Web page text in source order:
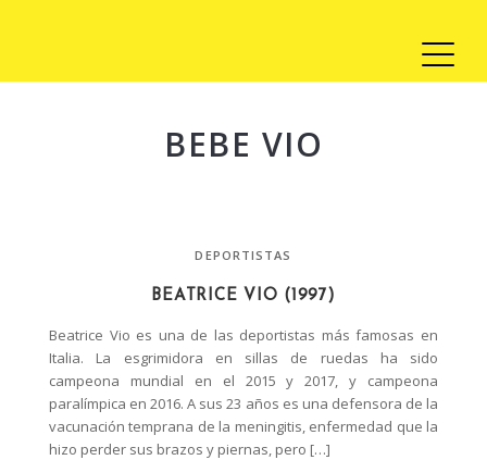
BEBE VIO
DEPORTISTAS
BEATRICE VIO (1997)
Beatrice Vio es una de las deportistas más famosas en
Italia. La esgrimidora en sillas de ruedas ha sido
campeona mundial en el 2015 y 2017, y campeona
paralímpica en 2016. A sus 23 años es una defensora de la
vacunación temprana de la meningitis, enfermedad que la
hizo perder sus brazos y piernas, pero […]